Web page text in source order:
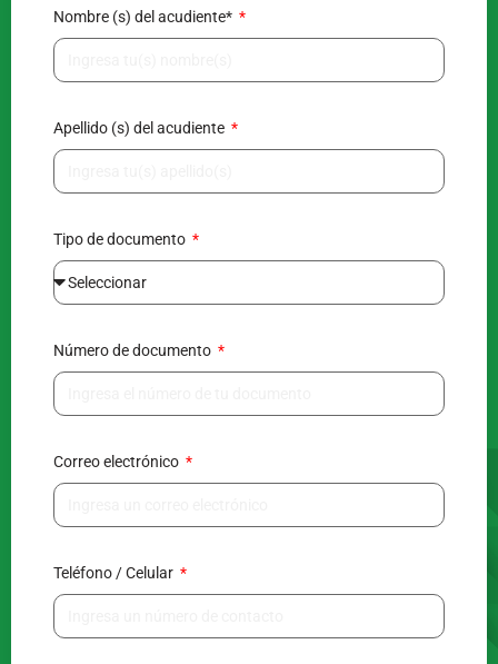
Nombre (s) del acudiente*
Apellido (s) del acudiente
Tipo de documento
Número de documento
Correo electrónico
Teléfono / Celular